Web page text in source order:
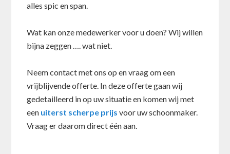
alles spic en span.
Wat kan onze medewerker voor u doen? Wij willen
bijna zeggen …. wat niet.
Neem contact met ons op en vraag om een
vrijblijvende offerte. In deze offerte gaan wij
gedetailleerd in op uw situatie en komen wij met
een uiterst scherpe prijs voor uw schoonmaker.
Vraag er daarom direct één aan.